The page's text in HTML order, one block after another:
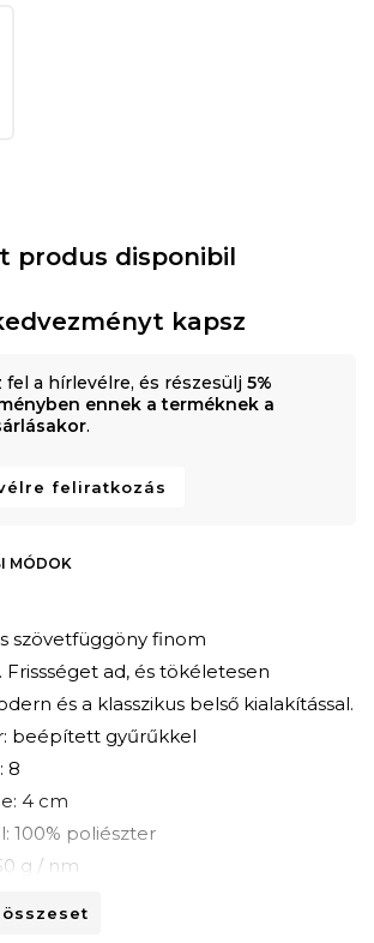
produs disponibil
kapsz
fel a hírlevélre, és részesülj 5%
ennek a terméknek a
.
feliratkozás
MÓDOK
szövetfüggöny finom
ad, és tökéletesen
és a klasszikus belső kialakítással.
beépített gyűrűkkel
8
4 cm
100% poliészter
g / nm